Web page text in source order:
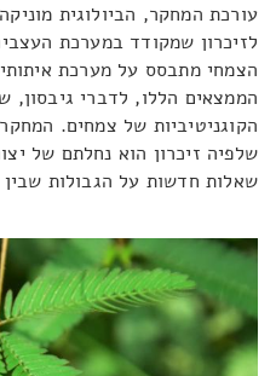
עורכת המחקר, הביולוגית
לזיכרון שמקודד במערכת
הצמחי מתבסס על מערכת
הממצאים הללו, לדברי גיבסון,
הקוגניטיביות של צמחים.
שלפיה זיכרון הוא נחלתם של
שאלות חדשות על הגבולות